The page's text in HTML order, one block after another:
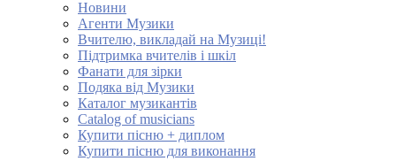
Новини
Агенти Музики
Вчителю, викладай на Музиці!
Підтримка вчителів і шкіл
Фанати для зірки
Подяка від Музики
Каталог музикантів
Catalog of musicians
Купити пісню + диплом
Купити пісню для виконання